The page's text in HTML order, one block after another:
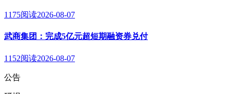
1175阅读2026-08-07
武商集团：完成5亿元超短期融资券兑付
1152阅读2026-08-07
公告